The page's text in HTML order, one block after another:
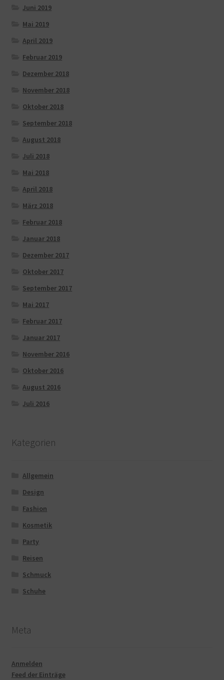
Juni 2019
Mai 2019
April 2019
Februar 2019
Dezember 2018
November 2018
Oktober 2018
September 2018
August 2018
Juli 2018
Mai 2018
April 2018
März 2018
Februar 2018
Januar 2018
Dezember 2017
Oktober 2017
September 2017
Mai 2017
Februar 2017
Januar 2017
November 2016
Oktober 2016
August 2016
Juli 2016
Kategorien
Allgemein
Design
Fashion
Kosmetik
Party
Reisen
Schmuck
Schuhe
Meta
Anmelden
Feed der Einträge